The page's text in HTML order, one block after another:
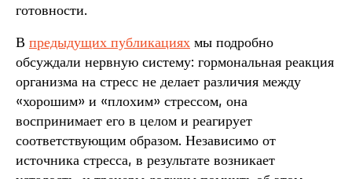
готовности.
В предыдущих публикациях мы подробно
обсуждали нервную систему: гормональная реакция
организма на стресс не делает различия между
«хорошим» и «плохим» стрессом, она
воспринимает его в целом и реагирует
соответствующим образом. Независимо от
источника стресса, в результате возникает